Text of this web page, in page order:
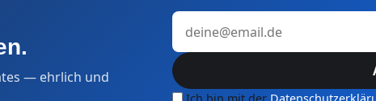
— ehrlich und
E-Mail-Adresse